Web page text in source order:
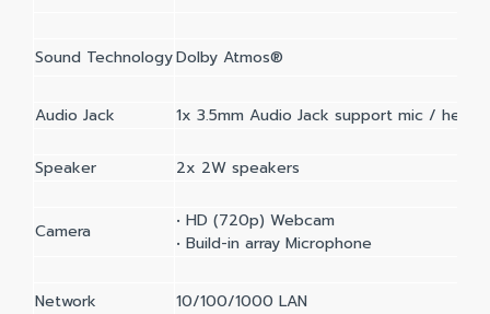
Sound TechnologyDolby Atmos®
Audio Jack 1x 3.5mm Audio Jack support mic /
Speaker 2x 2W speakers
Camera
• HD (720p) Webcam
• Build-in array Microphone
Network 10/100/1000 LAN